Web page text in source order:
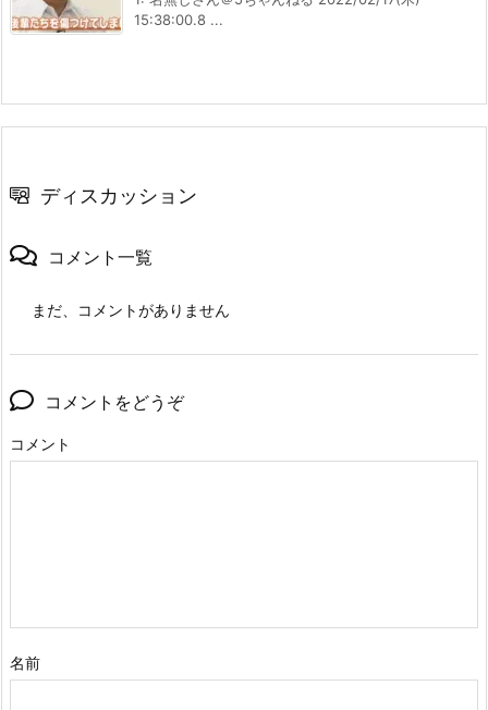
15:38:00.8 ...
ディスカッション
コメント一覧
まだ、コメントがありません
コメントをどうぞ
コメント
名前